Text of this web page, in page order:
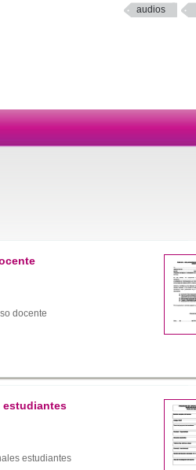
audios
docente
estudiantes
estudiantes